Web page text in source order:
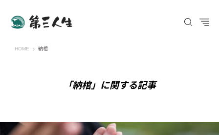
HOME 第三人生 〜寄り道の歩き方〜
納棺
「納棺」に関する記事